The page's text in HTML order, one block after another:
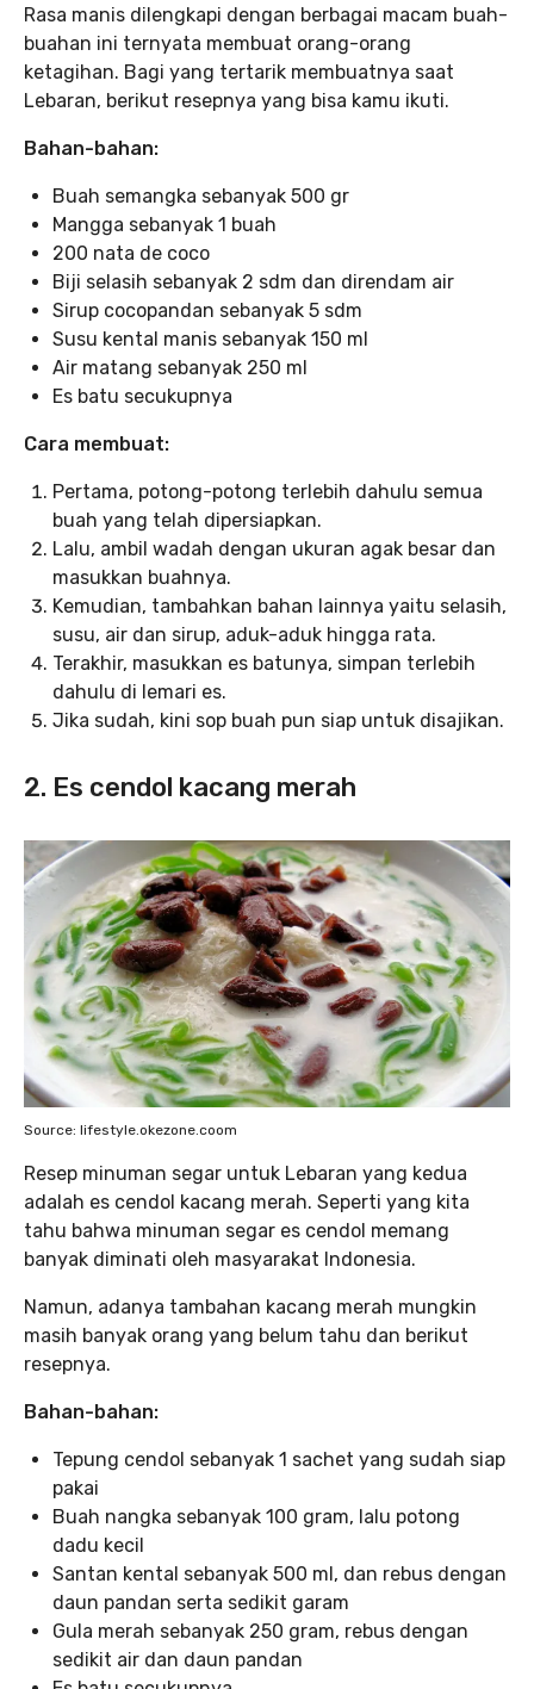
Rasa manis dilengkapi dengan berbagai macam buah-
buahan ini ternyata membuat orang-orang
ketagihan. Bagi yang tertarik membuatnya saat
Lebaran, berikut resepnya yang bisa kamu ikuti.
Bahan-bahan:
Buah semangka sebanyak 500 gr
Mangga sebanyak 1 buah
200 nata de coco
Biji selasih sebanyak 2 sdm dan direndam air
Sirup cocopandan sebanyak 5 sdm
Susu kental manis sebanyak 150 ml
Air matang sebanyak 250 ml
Es batu secukupnya
Cara membuat:
Pertama, potong-potong terlebih dahulu semua
buah yang telah dipersiapkan.
Lalu, ambil wadah dengan ukuran agak besar dan
masukkan buahnya.
Kemudian, tambahkan bahan lainnya yaitu selasih,
susu, air dan sirup, aduk-aduk hingga rata.
Terakhir, masukkan es batunya, simpan terlebih
dahulu di lemari es.
Jika sudah, kini sop buah pun siap untuk disajikan.
2. Es cendol kacang merah
Source: lifestyle.okezone.coom
Resep minuman segar untuk Lebaran yang kedua
adalah es cendol kacang merah. Seperti yang kita
tahu bahwa minuman segar es cendol memang
banyak diminati oleh masyarakat Indonesia.
Namun, adanya tambahan kacang merah mungkin
masih banyak orang yang belum tahu dan berikut
resepnya.
Bahan-bahan:
Tepung cendol sebanyak 1 sachet yang sudah siap
pakai
Buah nangka sebanyak 100 gram, lalu potong
dadu kecil
Santan kental sebanyak 500 ml, dan rebus dengan
daun pandan serta sedikit garam
Gula merah sebanyak 250 gram, rebus dengan
sedikit air dan daun pandan